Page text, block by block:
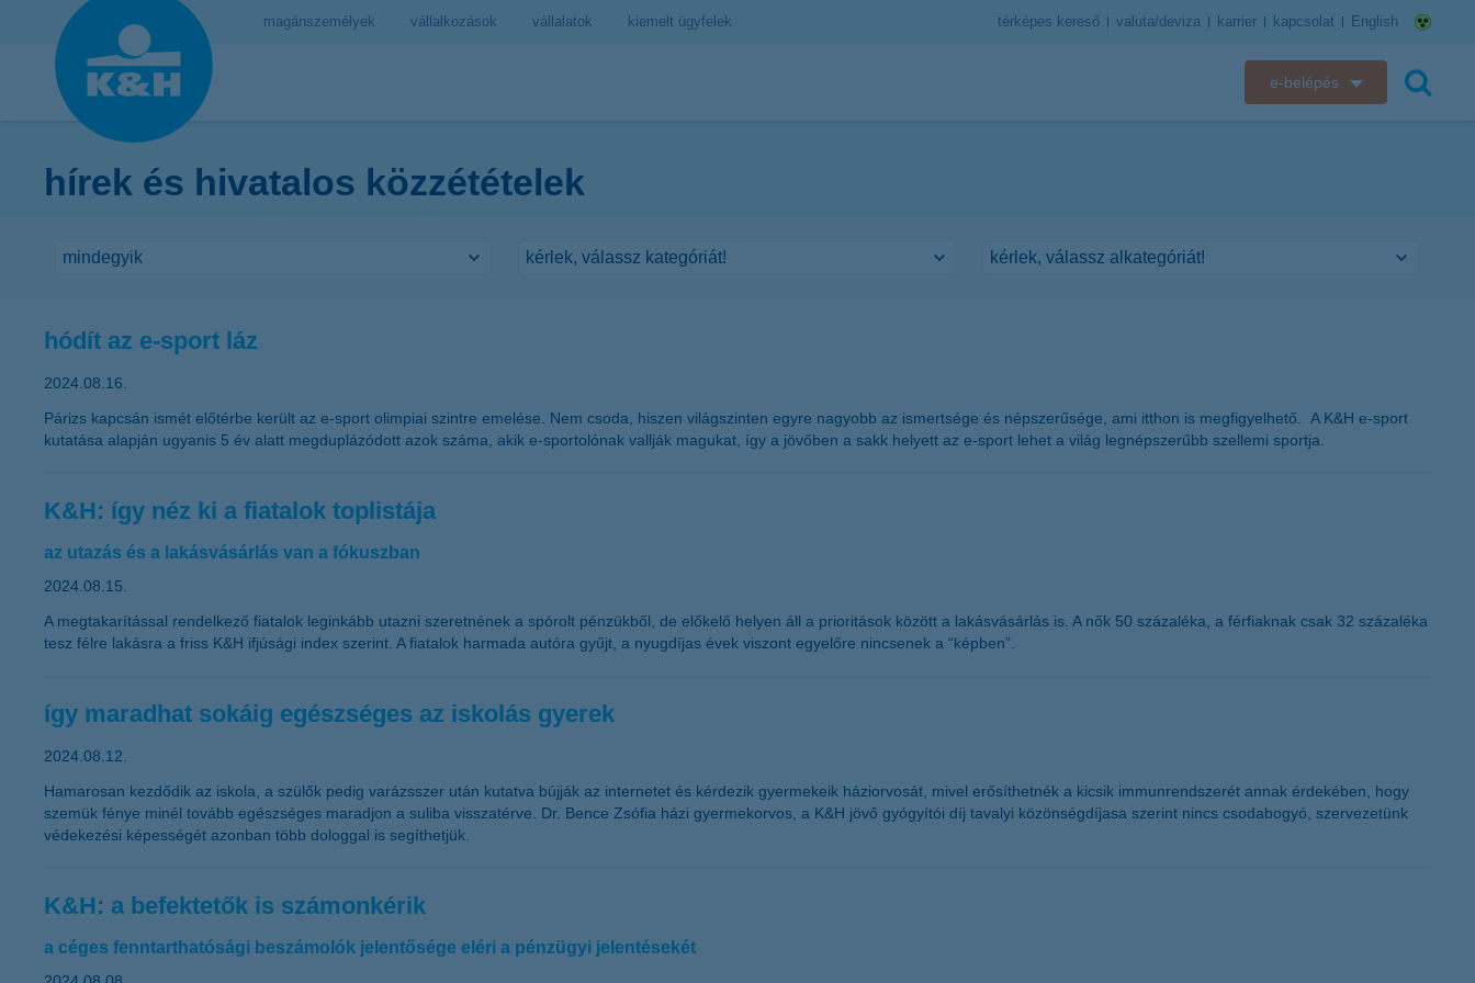
magánszemélyek vállalkozások vállalatok kiemelt ügyfelek térképes kereső valuta/deviza karrier kapcsolat English
e-belépés
hírek és hivatalos közzétételek
hódít az e-sport láz
2024.08.16.
Párizs kapcsán ismét előtérbe került az e-sport olimpiai szintre emelése. Nem csoda, hiszen világszinten egyre nagyobb az ismertsége és népszerűsége, ami itthon is megfigyelhető. A K&H e-sport
kutatása alapján ugyanis 5 év alatt megduplázódott azok száma, akik e-sportolónak vallják magukat, így a jövőben a sakk helyett az e-sport lehet a világ legnépszerűbb szellemi sportja.
K&H: így néz ki a fiatalok toplistája
az utazás és a lakásvásárlás van a fókuszban
2024.08.15.
A megtakarítással rendelkező fiatalok leginkább utazni szeretnének a spórolt pénzükből, de előkelő helyen áll a prioritások között a lakásvásárlás is. A nők 50 százaléka, a férfiaknak csak 32 százaléka
tesz félre lakásra a friss K&H ifjúsági index szerint. A fiatalok harmada autóra gyűjt, a nyugdíjas évek viszont egyelőre nincsenek a “képben”.
így maradhat sokáig egészséges az iskolás gyerek
2024.08.12.
Hamarosan kezdődik az iskola, a szülők pedig varázsszer után kutatva bújják az internetet és kérdezik gyermekeik háziorvosát, mivel erősíthetnék a kicsik immunrendszerét annak érdekében, hogy
szemük fénye minél tovább egészséges maradjon a suliba visszatérve. Dr. Bence Zsófia házi gyermekorvos, a K&H jövő gyógyítói díj tavalyi közönségdíjasa szerint nincs csodabogyó, szervezetünk
védekezési képességét azonban több dologgal is segíthetjük.
K&H: a befektetők is számonkérik
a céges fenntarthatósági beszámolók jelentősége eléri a pénzügyi jelentésekét